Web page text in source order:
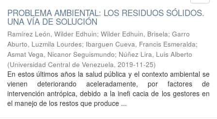
PROBLEMA AMBIENTAL: LOS RESIDUOS SÓLIDOS.
UNA VÍA DE SOLUCIÓN
Ramírez León, Wilder Edhuin; Wilder Edhuin, Brisela; Garro
Aburto, Luzmila Lourdes; Ibarguen Cueva, Francis Esmeralda;
Asmat Vega, Nicanor Seguismundo; Núñez Lira, Luis Alberto
(Universidad Central de Venezuela, 2019-11-25)
En estos últimos años la salud pública y el contexto ambiental se
vienen deteriorando aceleradamente, por factores de
intervención antrópica, debido a la inefi cacia de los gestores en
el manejo de los restos que produce ...